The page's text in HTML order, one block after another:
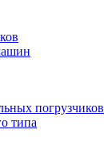
погрузчиков
типа